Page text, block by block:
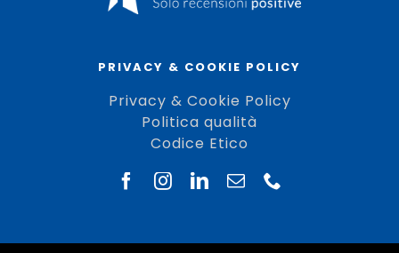
PRIVACY & COOKIE POLICY
Privacy & Cookie Policy
Politica qualità
Codice Etico